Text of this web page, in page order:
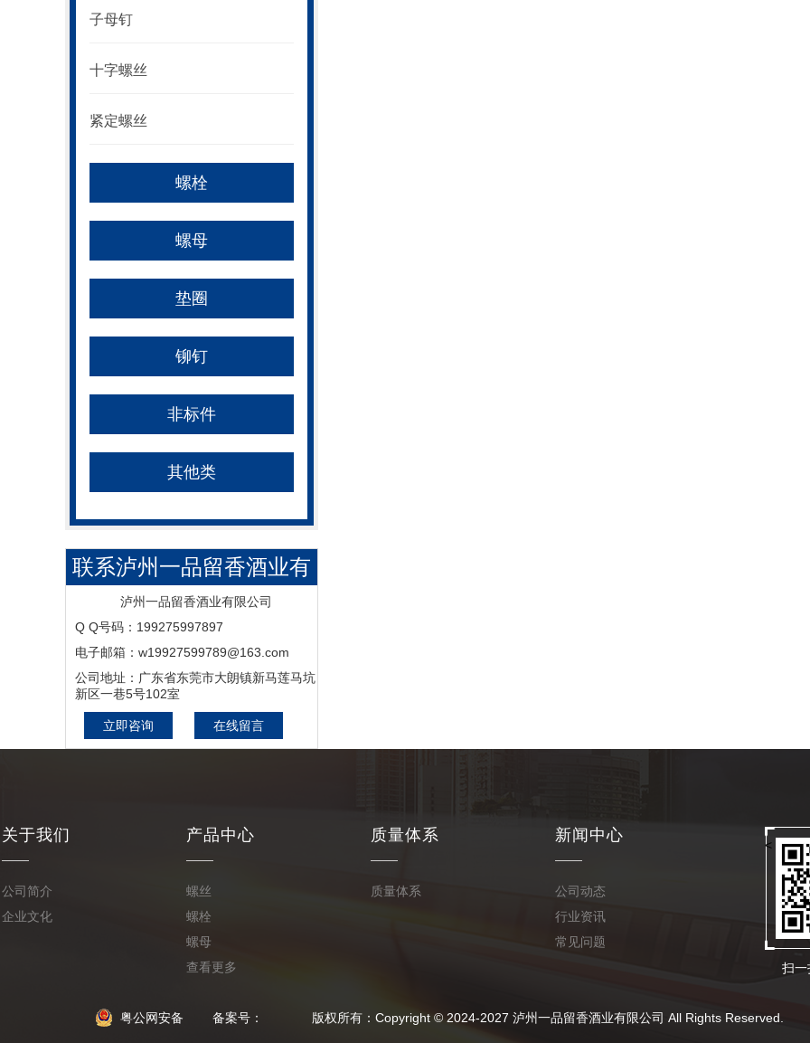
子母钉
十字螺丝
紧定螺丝
螺栓
螺母
垫圈
铆钉
非标件
其他类
联系泸州一品留香酒业有
限公司
泸州一品留香酒业有限公司
Q Q号码：199275997897
电子邮箱：w19927599789@163.com
公司地址：广东省东莞市大朗镇新马莲马坑
新区一巷5号102室
立即咨询 在线留言
关于我们
公司简介
企业文化
产品中心
螺丝
螺栓
螺母
查看更多
质量体系
质量体系
新闻中心
公司动态
行业资讯
常见问题
扫一
<
粤公网安备 备案号： 版权所有：Copyright © 2024-2027 泸州一品留香酒业有限公司 All Rights Reserved.